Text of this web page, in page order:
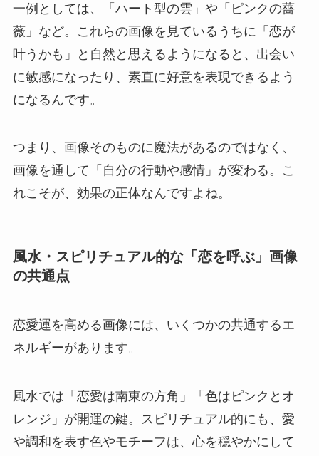
一例としては、「ハート型の雲」や「ピンクの薔
薇」など。これらの画像を見ているうちに「恋が
叶うかも」と自然と思えるようになると、出会い
に敏感になったり、素直に好意を表現できるよう
になるんです。
つまり、画像そのものに魔法があるのではなく、
画像を通して「自分の行動や感情」が変わる。こ
れこそが、効果の正体なんですよね。
風水・スピリチュアル的な「恋を呼ぶ」画像
の共通点
恋愛運を高める画像には、いくつかの共通するエ
ネルギーがあります。
風水では「恋愛は南東の方角」「色はピンクとオ
レンジ」が開運の鍵。スピリチュアル的にも、愛
や調和を表す色やモチーフは、心を穏やかにして